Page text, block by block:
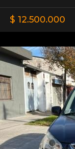
$ 12.500.000